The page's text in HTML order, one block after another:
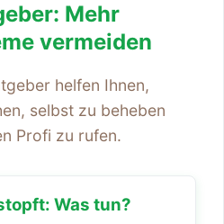
Mehr
vermeiden
helfen Ihnen,
selbst zu beheben
Profi zu rufen.
Was tun?